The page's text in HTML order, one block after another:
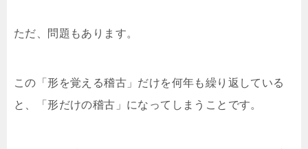
ただ、問題もあります。
この「形を覚える稽古」だけを何年も繰り返している
と、「形だけの稽古」になってしまうことです。